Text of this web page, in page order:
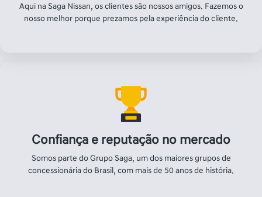
Aqui na Saga Nissan, os clientes são nossos amigos. Fazemos o
nosso melhor porque prezamos pela experiência do cliente.
Confiança e reputação no mercado
Somos parte do Grupo Saga, um dos maiores grupos de
concessionária do Brasil, com mais de 50 anos de história.